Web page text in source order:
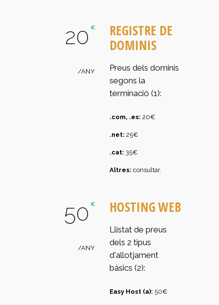
20 €
/ANY
REGISTRE DE
DOMINIS
Preus dels dominis
segons la
terminació (1):
.com, .es: 20€
.net: 25€
.cat: 35€
Altres: consultar.
50 €
/ANY
HOSTING WEB
Llistat de preus
dels 2 tipus
d'allotjament
bàsics (2):
Easy Host (a): 50€